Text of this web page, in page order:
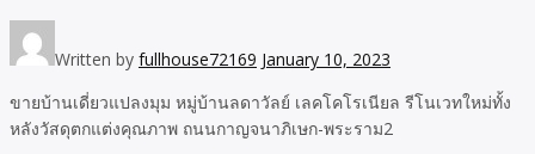
Written by fullhouse72169 January 10, 2023
ขายบ้านเดี่ยวแปลงมุม หมู่บ้านลดาวัลย์ เลคโคโรเนียล รีโนเวทใหม่ทั้ง
หลังวัสดุตกแต่งคุณภาพ ถนนกาญจนาภิเษก-พระราม2